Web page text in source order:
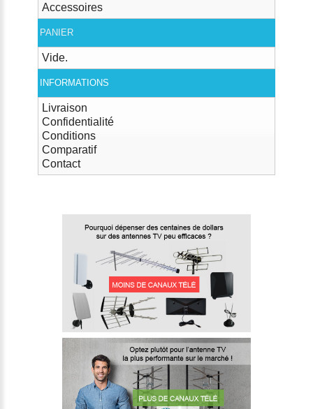
Accessoires
PANIER
Vide.
INFORMATIONS
Livraison
Confidentialité
Conditions
Comparatif
Contact